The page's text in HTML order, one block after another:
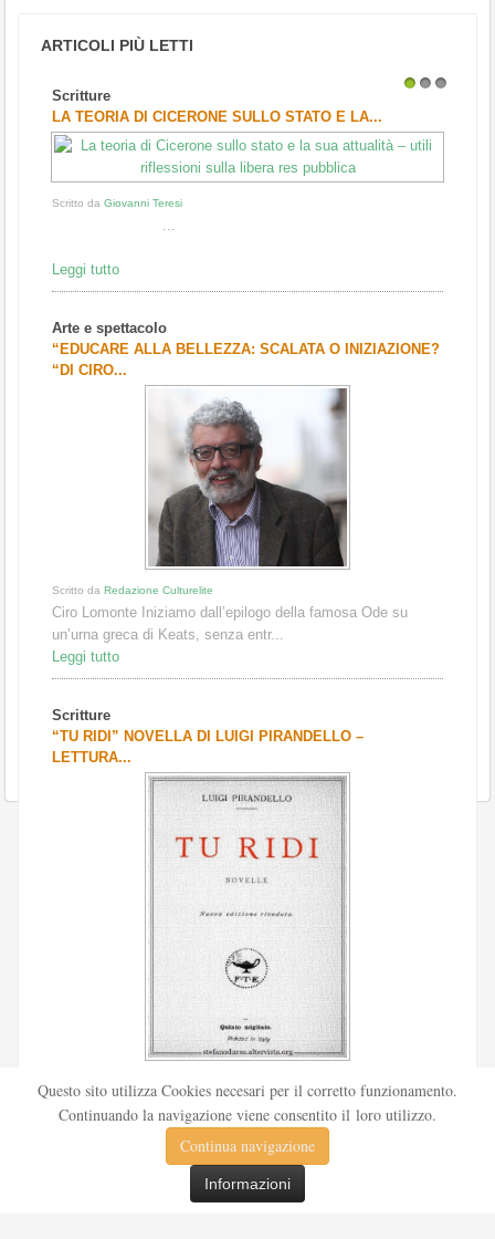
ARTICOLI PIÙ LETTI
Scritture
LA TEORIA DI CICERONE SULLO STATO E LA...
Scritto da Giovanni Teresi
Leggi tutto
Arte e spettacolo
“EDUCARE ALLA BELLEZZA: SCALATA O INIZIAZIONE?
“DI CIRO...
Scritto da Redazione Culturelite
Ciro Lomonte Iniziamo dall’epilogo della famosa Ode su
un’urna greca di Keats, senza entr...
Leggi tutto
Scritture
“TU RIDI” NOVELLA DI LUIGI PIRANDELLO –
LETTURA...
Pubblicata nel 1912 sul «Corriere della sera», la novella Tu
ridi fu successivamente inserita nella ...
Questo sito utilizza Cookies necesari per il corretto funzionamento.
Continuando la navigazione viene consentito il loro utilizzo.
Continua navigazione
Informazioni